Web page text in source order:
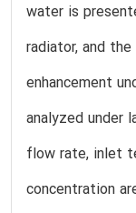
water is
radiator, and
enhancement
analyzed under
flow rate, inlet
concentration